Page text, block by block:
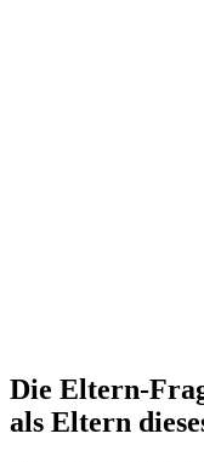
Die Eltern-
als Eltern